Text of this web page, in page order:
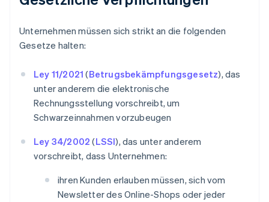
Unternehmen müssen sich strikt an die folgenden
Gesetze halten:
Ley 11/2021 (Betrugsbekämpfungsgesetz), das
unter anderem die elektronische
Rechnungsstellung vorschreibt, um
Schwarzeinnahmen vorzubeugen
Ley 34/2002 (LSSI), das unter anderem
vorschreibt, dass Unternehmen:
ihren Kunden erlauben müssen, sich vom
Newsletter des Online-Shops oder jeder